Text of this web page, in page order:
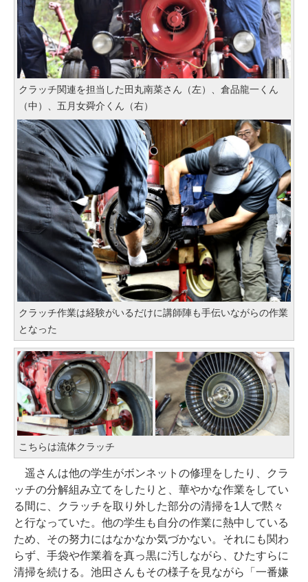
クラッチ関連を担当した田丸南菜さん（左）、倉品龍一くん
（中）、五月女舜介くん（右）
クラッチ作業は経験がいるだけに講師陣も手伝いながらの作業
となった
こちらは流体クラッチ
遥さんは他の学生がボンネットの修理をしたり、クラ
ッチの分解組み立てをしたりと、華やかな作業をしてい
る間に、クラッチを取り外した部分の清掃を1人で黙々
と行なっていた。他の学生も自分の作業に熱中している
ため、その努力にはなかなか気づかない。それにも関わ
らず、手袋や作業着を真っ黒に汚しながら、ひたすらに
清掃を続ける。池田さんもその様子を見ながら「一番嫌